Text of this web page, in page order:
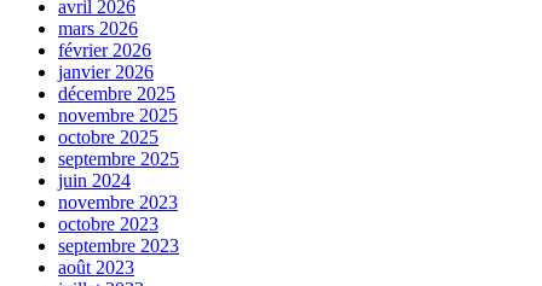
avril 2026
mars 2026
février 2026
janvier 2026
décembre 2025
novembre 2025
octobre 2025
septembre 2025
juin 2024
novembre 2023
octobre 2023
septembre 2023
août 2023